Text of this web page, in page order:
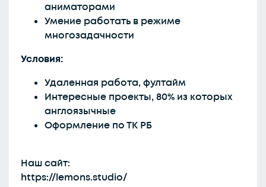
аниматорами
Умение работать в режиме
многозадачности
Условия:
Удаленная работа, фултайм
Интересные проекты, 80% из которых
англоязычные
Оформление по ТК РБ
Наш сайт:
https://lemons.studio/